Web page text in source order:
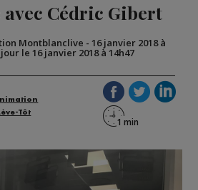
BIGARD
avec Cédric Gibert
Montblanclive - 16 janvier 2018 à
le 16 janvier 2018 à 14h47
Tôt